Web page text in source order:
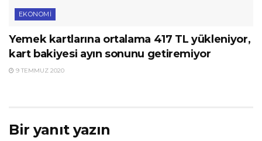
EKONOMI
Yemek kartlarına ortalama 417 TL yükleniyor,
kart bakiyesi ayın sonunu getiremiyor
9 TEMMUZ 2020
Bir yanıt yazın